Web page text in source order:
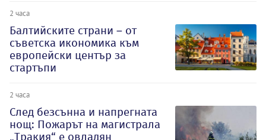
2 часа
Балтийските страни – от
съветска икономика към
европейски център за
стартъпи
2 часа
След безсънна и напрегната
нощ: Пожарът на магистрала
„Тракия“ е овладян